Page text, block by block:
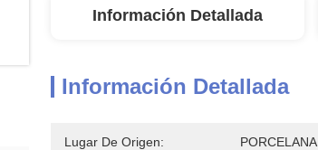
Información Detallada
Información Detallada
Lugar De Origen: PORCELANA